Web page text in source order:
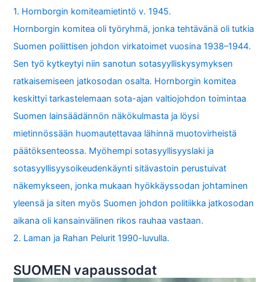
1. Hornborgin komiteamietintö v. 1945.
Hornborgin komitea oli työryhmä, jonka tehtävänä oli tutkia
Suomen poliittisen johdon virkatoimet vuosina 1938–1944.
Sen työ kytkeytyi niin sanotun sotasyylliskysymyksen
ratkaisemiseen jatkosodan osalta. Hornborgin komitea
keskittyi tarkastelemaan sota-ajan valtiojohdon toimintaa
Suomen lainsäädännön näkökulmasta ja löysi
mietinnössään huomautettavaa lähinnä muotovirheistä
päätöksenteossa. Myöhempi sotasyyllisyyslaki ja
sotasyyllisyysoikeudenkäynti sitävastoin perustuivat
näkemykseen, jonka mukaan hyökkäyssodan johtaminen
yleensä ja siten myös Suomen johdon politiikka jatkosodan
aikana oli kansainvälinen rikos rauhaa vastaan.
2. Laman ja Rahan Pelurit 1990-luvulla.
SUOMEN vapaussodat